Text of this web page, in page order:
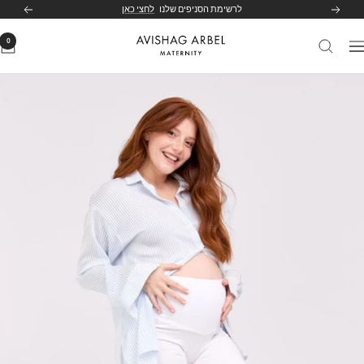
הקודם לרשימת הסניפים שלנו לחצי כאן הבא
ניווט
Avishag
0